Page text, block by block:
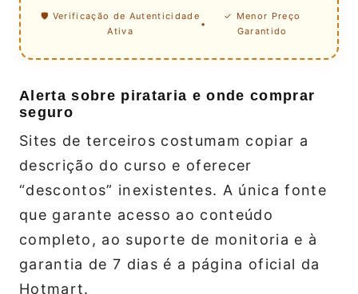
🛡️ Verificação de Autenticidade
Ativa
•
✓ Menor Preço
Garantido
Alerta sobre pirataria e onde comprar
seguro
Sites de terceiros costumam copiar a
descrição do curso e oferecer
“descontos” inexistentes. A única fonte
que garante acesso ao conteúdo
completo, ao suporte de monitoria e à
garantia de 7 dias é a página oficial da
Hotmart.